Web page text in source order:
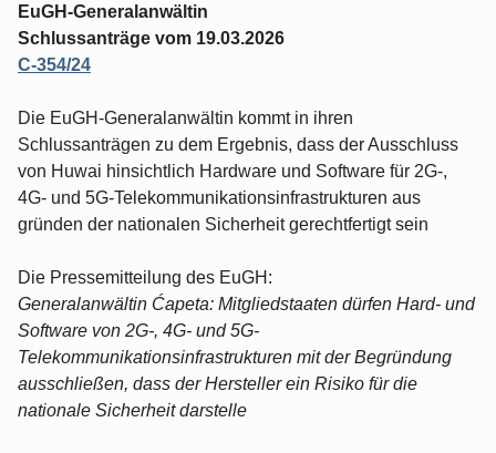
EuGH-Generalanwältin
Schlussanträge vom 19.03.2026
C-354/24
Die EuGH-Generalanwältin kommt in ihren
Schlussanträgen zu dem Ergebnis, dass der Ausschluss
von Huwai hinsichtlich Hardware und Software für 2G-,
4G- und 5G-Telekommunikationsinfrastrukturen aus
gründen der nationalen Sicherheit gerechtfertigt sein
Die Pressemitteilung des EuGH:
Generalanwältin Ćapeta: Mitgliedstaaten dürfen Hard- und
Software von 2G-, 4G- und 5G-
Telekommunikationsinfrastrukturen mit der Begründung
ausschließen, dass der Hersteller ein Risiko für die
nationale Sicherheit darstelle